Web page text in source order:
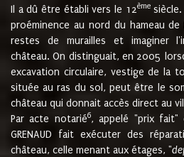
Il a dû être établi vers le 12èmesiècle.
proéminence au nord du hameau
restes de murailles et imaginer
château. On distinguait, en 2005
excavation circulaire, vestige de la
située au ras du sol, peut être le
château qui donnait accès direct au
Par acte notarié6, appelé "prix fait"
GRENAUD fait exécuter des
château, celle menant aux étages, "